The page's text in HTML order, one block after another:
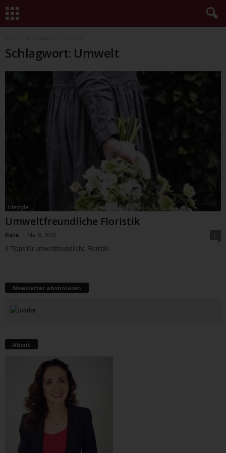
Schlagwort: Umwelt
Lifestyle
Umweltfreundliche Floristik
fiala - Mai 8, 2020
9 Tipps für umweltfreundliche Floristik
Newsletter abonnieren
About